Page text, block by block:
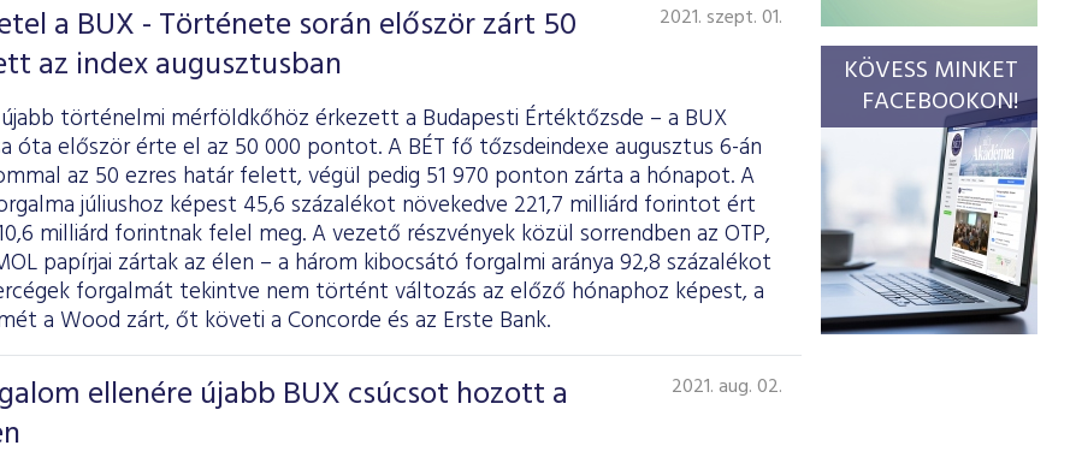
a BUX - Története során először zárt 50
az index augusztusban
2021. szept. 01.
történelmi mérföldkőhöz érkezett a Budapesti Értéktőzsde – a BUX
óta először érte el az 50 000 pontot. A BÉT fő tőzsdeindexe augusztus 6-án
az 50 ezres határ felett, végül pedig 51 970 ponton zárta a hónapot. A
júliushoz képest 45,6 százalékot növekedve 221,7 milliárd forintot ért
milliárd forintnak felel meg. A vezető részvények közül sorrendben az OTP,
papírjai zártak az élen – a három kibocsátó forgalmi aránya 92,8 százalékot
forgalmát tekintve nem történt változás az előző hónaphoz képest, a
a Wood zárt, őt követi a Concorde és az Erste Bank.
ellenére újabb BUX csúcsot hozott a
2021. aug. 02.
KÖVESS MINKET
FACEBOOKON!